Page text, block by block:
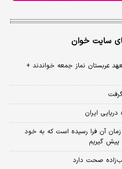
سایت خوان
عربستان نماز جمعه خواندند +
ایران
آن فرا رسیده است که به خود
پیش گیریم
صحت دارد